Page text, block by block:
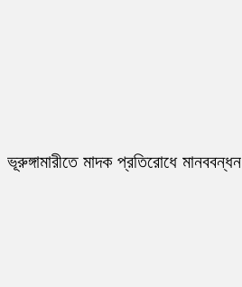
ভূরুঙ্গামারীতে মাদক প্রতিরোধে মানববন্ধন